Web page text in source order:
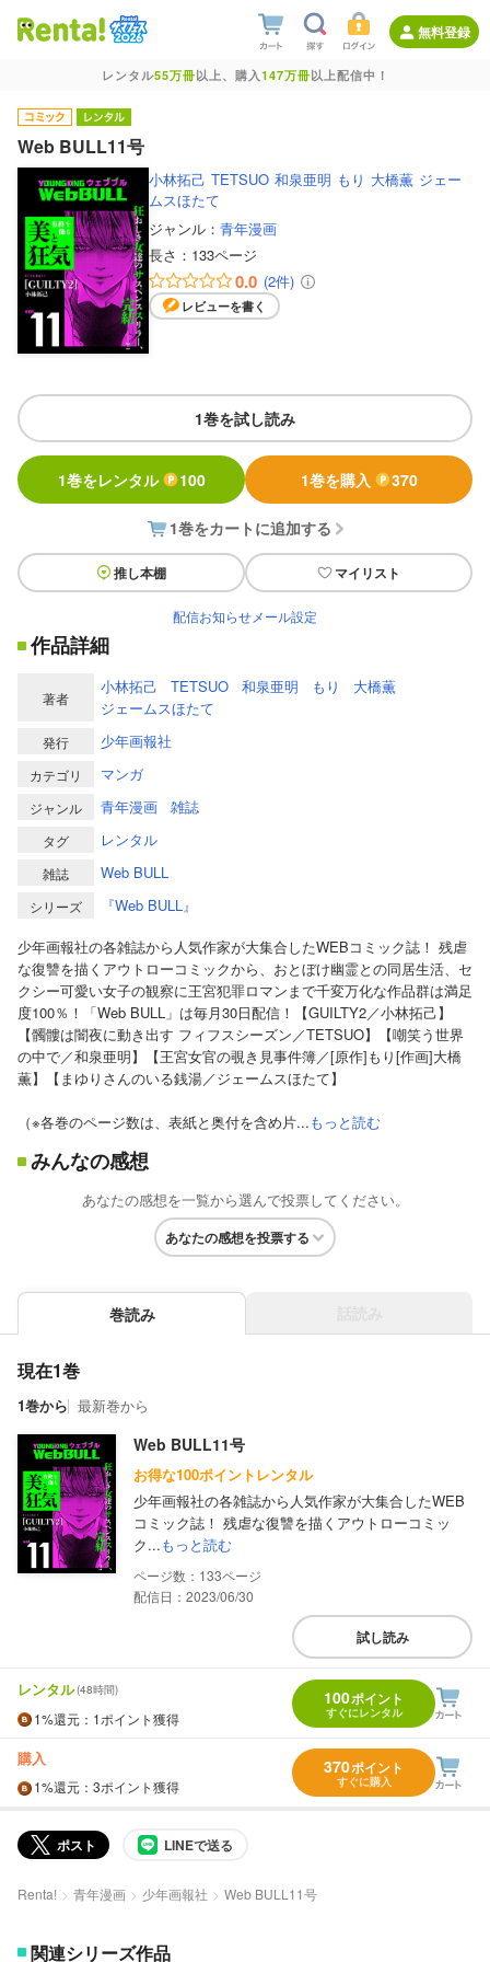
無料登録
レンタル55万冊以上、購入147万冊以上配信中！
Web BULL11号
小林拓己 TETSUO 和泉亜明 もり 大橋薫 ジェー
ムスほたて
ジャンル： 青年漫画
長さ： 133ページ
0.0 (2件)
レビューを書く
1巻を試し読み
1巻をレンタル 100 1巻を購入 370
1巻をカートに追加する
推し本棚 マイリスト
配信お知らせメール設定
作品詳細
著者
小林拓己 TETSUO 和泉亜明 もり
大橋薫
ジェームスほたて
発行 少年画報社
カテゴリ マンガ
ジャンル 青年漫画 雑誌
タグ レンタル
雑誌 Web BULL
シリーズ
『Web BULL』
少年画報社の各雑誌から人気作家が大集合したWEBコミック誌！ 残虐
な復讐を描くアウトローコミックから、おとぼけ幽霊との同居生活、セ
クシー可愛い女子の観察に王宮犯罪ロマンまで千変万化な作品群は満足
度100％！「Web BULL」は毎月30日配信！【GUILTY2／小林拓己】
【髑髏は闇夜に動き出す フィフスシーズン／TETSUO】【嘲笑う世界
の中で／和泉亜明】【王宮女官の覗き見事件簿／[原作]もり[作画]大橋
薫】【まゆりさんのいる銭湯／ジェームスほたて】
（※各巻のページ数は、表紙と奥付を含め片...もっと読む
みんなの感想
あなたの感想を一覧から選んで投票してください。
あなたの感想を投票する
巻読み
現在1巻
1巻から 最新巻から
Web BULL11号
お得な100ポイントレンタル
少年画報社の各雑誌から人気作家が大集合したWEB
コミック誌！ 残虐な復讐を描くアウトローコミッ
ク...もっと読む
133
配信日：2023/06/30
試し読み
レンタル(48時間)
1%還元 ：1ポイント獲得
100ポイント
すぐにレンタル
購入
1%還元 ：3ポイント獲得
370ポイント
すぐに購入
ポスト LINEで送る
Renta! 青年漫画 少年画報社 Web BULL11号
関連シリーズ作品